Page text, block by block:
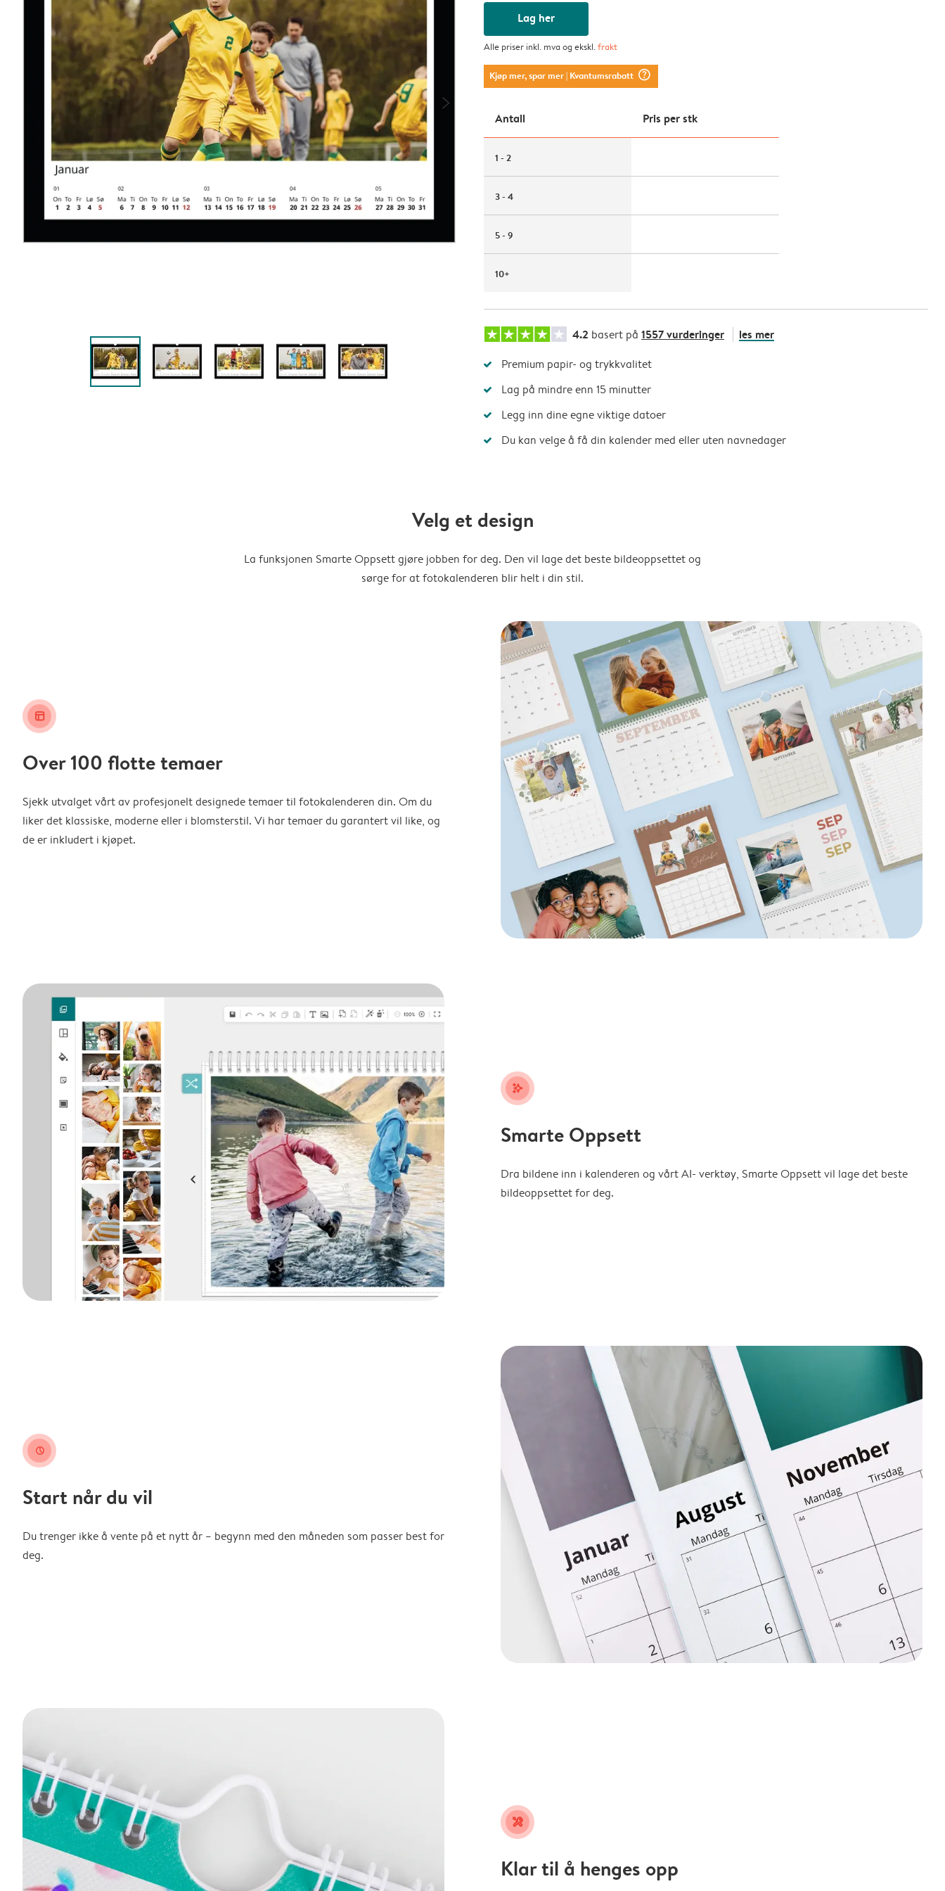
Lag her
Alle priser inkl. mva og ekskl.frakt
Kjøp mer, spar mer| Kvantumsrabatt question_mark_circle
Antall Pris per stk
1 - 2
3 - 4
5 - 9
10+
4.2 basert på 1557 vurderinger les mer
Premium papir- og trykkvalitet
Lag på mindre enn 15 minutter
Legg inn dine egne viktige datoer
Du kan velge å få din kalender med eller uten navnedager
Velg et design
La funksjonen Smarte Oppsett gjøre jobben for deg. Den vil lage det beste bildeoppsettet og
sørge for at fotokalenderen blir helt i din stil.
layout_alt
Over 100 flotte temaer
Sjekk utvalget vårt av profesjonelt designede temaer til fotokalenderen din. Om du
liker det klassiske, moderne eller i blomsterstil. Vi har temaer du garantert vil like, og
de er inkludert i kjøpet.
stars_plus
Smarte Oppsett
Dra bildene inn i kalenderen og vårt AI- verktøy, Smarte Oppsett vil lage det beste
bildeoppsettet for deg.
clock
Start når du vil
Du trenger ikke å vente på et nytt år – begynn med den måneden som passer best for
deg.
tools
Klar til å henges opp